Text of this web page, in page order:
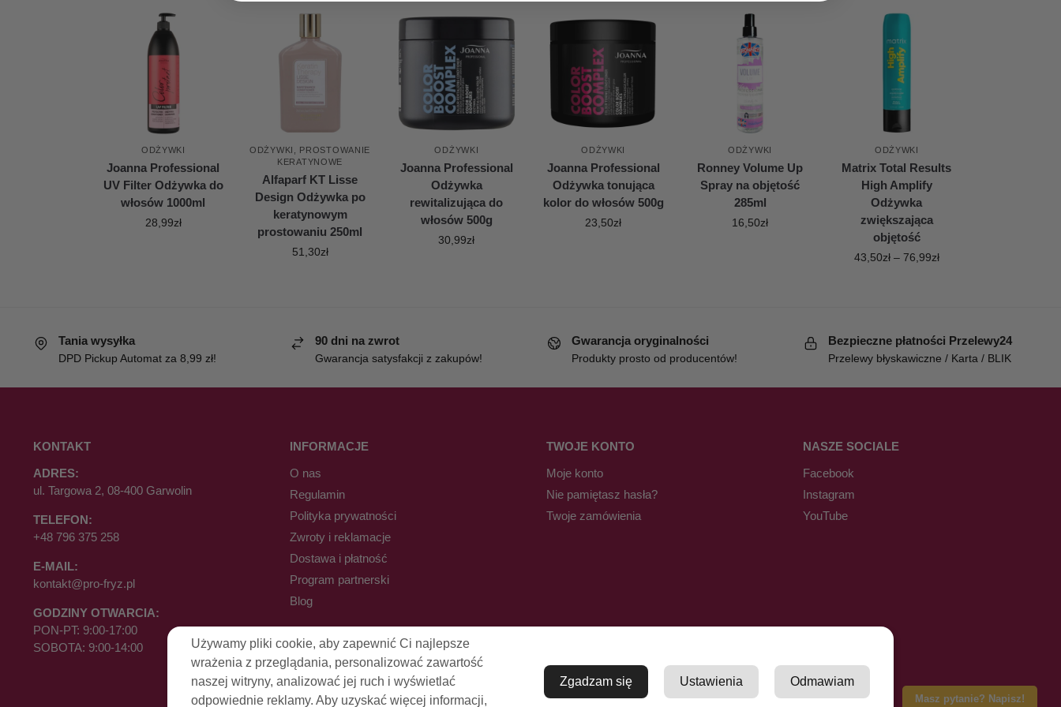
Masz pytanie? Napisz!
ODŻYWKI
Joanna Professional
UV Filter Odżywka do
włosów 1000ml
28,99zł
ODŻYWKI
PROSTOWANIE
KERATYNOWE
Alfaparf KT Lisse
Design Odżywka po
keratynowym
prostowaniu 250ml
51,30zł
ODŻYWKI
Joanna Professional
Odżywka
rewitalizująca do
włosów 500g
30,99zł
ODŻYWKI
Joanna Professional
Odżywka tonująca
kolor do włosów 500g
23,50zł
ODŻYWKI
Ronney Volume Up
Spray na objętość
285ml
16,50zł
ODŻYWKI
Matrix Total Results
High Amplify
Odżywka
zwiększająca
objętość
43,50zł – 76,99zł
Tania wysyłka
DPD Pickup Automat za 8,99 zł!
90 dni na zwrot
Gwarancja satysfakcji z zakupów!
Gwarancja oryginalności
Produkty prosto od producentów!
Bezpieczne płatności Przelewy24
Przelewy błyskawiczne / Karta / BLIK
KONTAKT
ADRES:
ul. Targowa 2, 08-400 Garwolin
TELEFON:
+48 796 375 258
E-MAIL:
kontakt@pro-fryz.pl
GODZINY OTWARCIA:
PON-PT: 9:00-17:00
SOBOTA: 9:00-14:00
INFORMACJE
O nas
Regulamin
Polityka prywatności
Zwroty i reklamacje
Dostawa i płatność
Program partnerski
Blog
TWOJE KONTO
Moje konto
Nie pamiętasz hasła?
Twoje zamówienia
NASZE SOCIALE
Facebook
Instagram
YouTube
© Pro-Fryz.pl 2021-2026
Używamy pliki cookie, aby zapewnić Ci najlepsze
wrażenia z przeglądania, personalizować zawartość
naszej witryny, analizować jej ruch i wyświetlać
odpowiednie reklamy. Aby uzyskać więcej informacji,
Zgadzam się Ustawienia Odmawiam